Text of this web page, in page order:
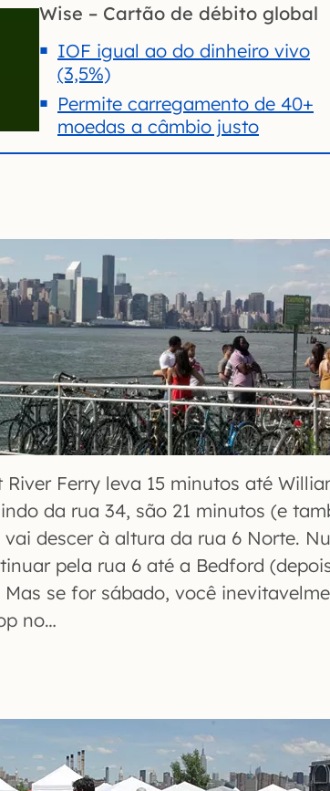
Wise – Cartão de débito global
IOF igual ao do dinheiro vivo
(3,5%)
Permite carregamento de 40+
moedas a câmbio justo
River Ferry leva 15 minutos até
da rua 34, são 21 minutos (e
descer à altura da rua 6 Norte.
pela rua 6 até a Bedford
se for sábado, você
no…